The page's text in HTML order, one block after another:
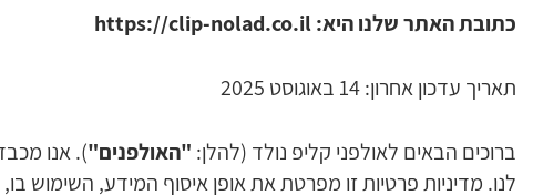
כתובת האתר שלנו היא: https://clip-nolad.co.il
תאריך עדכון אחרון: 14 באוגוסט 2025
ברוכים הבאים לאולפני קליפ נולד (להלן: "האולפנים"). אנו
לנו. מדיניות פרטיות זו מפרטת את אופן איסוף המידע, השימוש